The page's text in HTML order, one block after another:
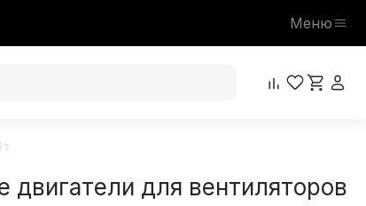
Меню
для вентиляторов